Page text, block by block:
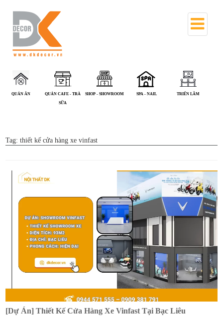
QUÁN CAFE - TRÀ
SHOP - SHOWROOM SPA - NAIL TRIỂN LÃM VĂN PHÒNG
Tag:thiết kế cửa hàng xe vinfast
[Dự Án] Thiết Kế Cửa Hàng Xe Vinfast Tại Bạc Liêu